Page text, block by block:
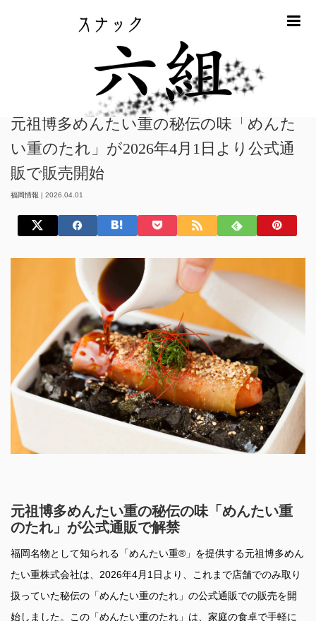
元祖博多めんたい重の秘伝の味「めんたい重のたれ」
が2026年4月1日より公式通販で販売開始
元祖博多めんたい重の秘伝の味「めんた
い重のたれ」が2026年4月1日より公式通
販で販売開始
福岡情報 | 2026.04.01
元祖博多めんたい重の秘伝の味「めんたい重
のたれ」が公式通販で解禁
福岡名物として知られる「めんたい重®」を提供する元祖博多めん
たい重株式会社は、2026年4月1日より、これまで店舗でのみ取り
扱っていた秘伝の「めんたい重のたれ」の公式通販での販売を開
始しました。この「めんたい重のたれ」は、家庭の食卓で手軽に